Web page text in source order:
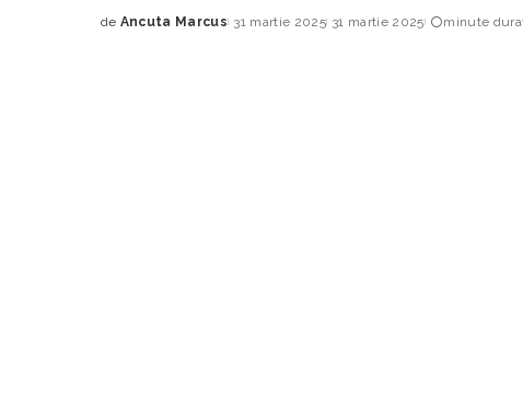
de Ancuta Marcus 31 martie 2025 31 martie 2025 minute